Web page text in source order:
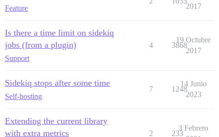
Feature
2017
Is there a time limit on sidekiq
jobs (from a plugin)
Support
4 3868
19 Octubre
2017
Sidekiq stops after some time
Self-hosting
7 1248
14 Junio
2023
Extending the current library
with extra metrics
2 233
3 Febrero